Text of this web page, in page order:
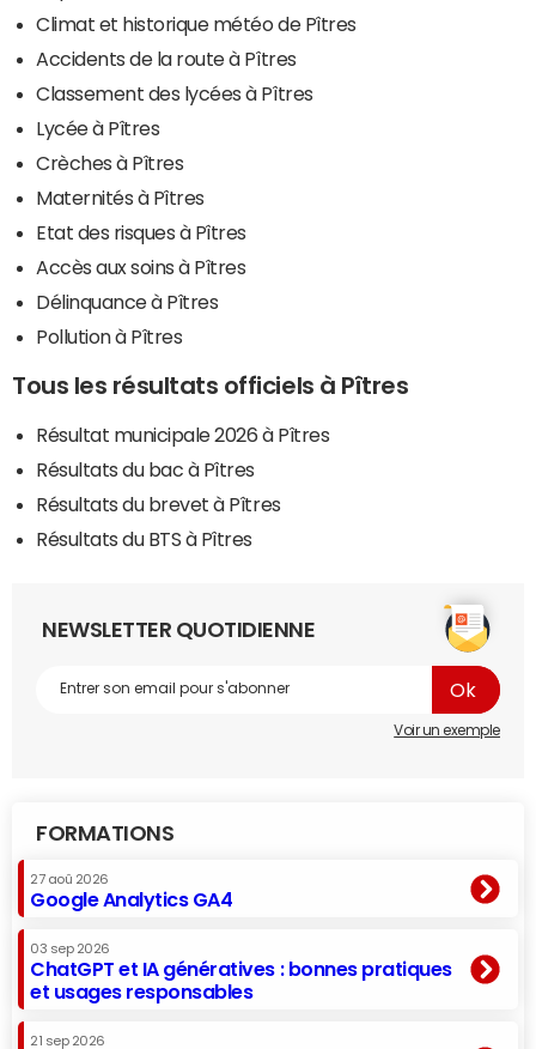
Climat et historique météo de Pîtres
Accidents de la route à Pîtres
Classement des lycées à Pîtres
Lycée à Pîtres
Crèches à Pîtres
Maternités à Pîtres
Etat des risques à Pîtres
Accès aux soins à Pîtres
Délinquance à Pîtres
Pollution à Pîtres
Tous les résultats officiels à Pîtres
Résultat municipale 2026 à Pîtres
Résultats du bac à Pîtres
Résultats du brevet à Pîtres
Résultats du BTS à Pîtres
NEWSLETTER QUOTIDIENNE
Voir un exemple
FORMATIONS
27 aoû 2026
Google Analytics GA4
03 sep 2026
ChatGPT et IA génératives : bonnes pratiques
et usages responsables
21 sep 2026